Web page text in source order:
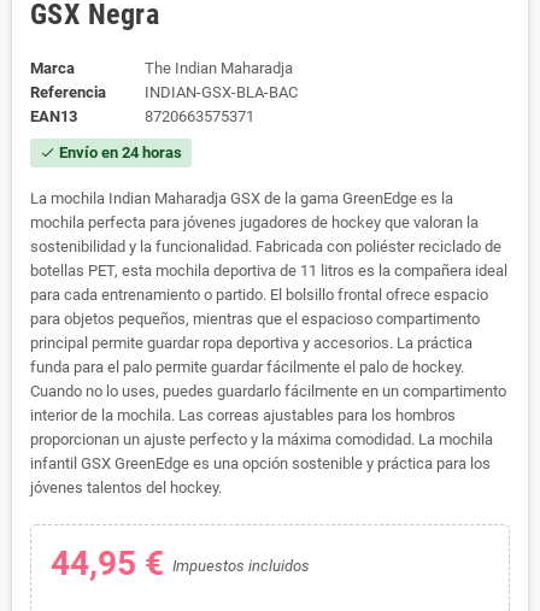
GSX Negra
Marca
The Indian Maharadja
Referencia
INDIAN-GSX-BLA-BAC
EAN13
8720663575371
check Envío en 24 horas
La mochila Indian Maharadja GSX de la gama GreenEdge es la
mochila perfecta para jóvenes jugadores de hockey que valoran la
sostenibilidad y la funcionalidad. Fabricada con poliéster reciclado de
botellas PET, esta mochila deportiva de 11 litros es la compañera ideal
para cada entrenamiento o partido. El bolsillo frontal ofrece espacio
para objetos pequeños, mientras que el espacioso compartimento
principal permite guardar ropa deportiva y accesorios. La práctica
funda para el palo permite guardar fácilmente el palo de hockey.
Cuando no lo uses, puedes guardarlo fácilmente en un compartimento
interior de la mochila. Las correas ajustables para los hombros
proporcionan un ajuste perfecto y la máxima comodidad. La mochila
infantil GSX GreenEdge es una opción sostenible y práctica para los
jóvenes talentos del hockey.
44,95 € Impuestos incluidos